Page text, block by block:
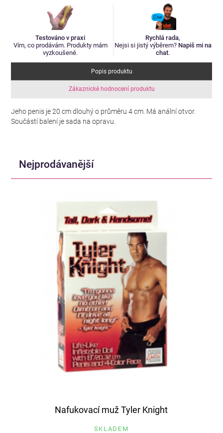
Testováno v praxi
Vím, co prodávám. Produkty mám
vyzkoušené.
Rychlá rada,
Nejsi si jistý výběrem? Napiš mi na
chat.
Popis produktu
Zákaznické hodnocení produktu
Jeho penis je 20 cm dlouhý o průměru 4 cm. Má anální otvor.
Součástí balení je sada na opravu.
Nejprodávanější
Nafukovací muž Tyler Knight
SKLADEM